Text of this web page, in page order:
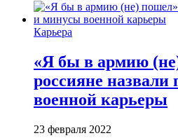
Карьера
«Я бы в армию
россияне
военной карьеры
23 февраля 2022